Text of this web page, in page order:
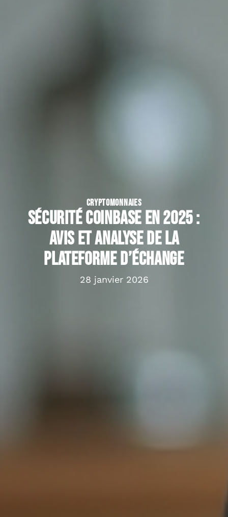
CRYPTOMONNAIES
Sécurité Coinbase en 2025 :
avis et analyse de la
plateforme d’échange
28 janvier 2026